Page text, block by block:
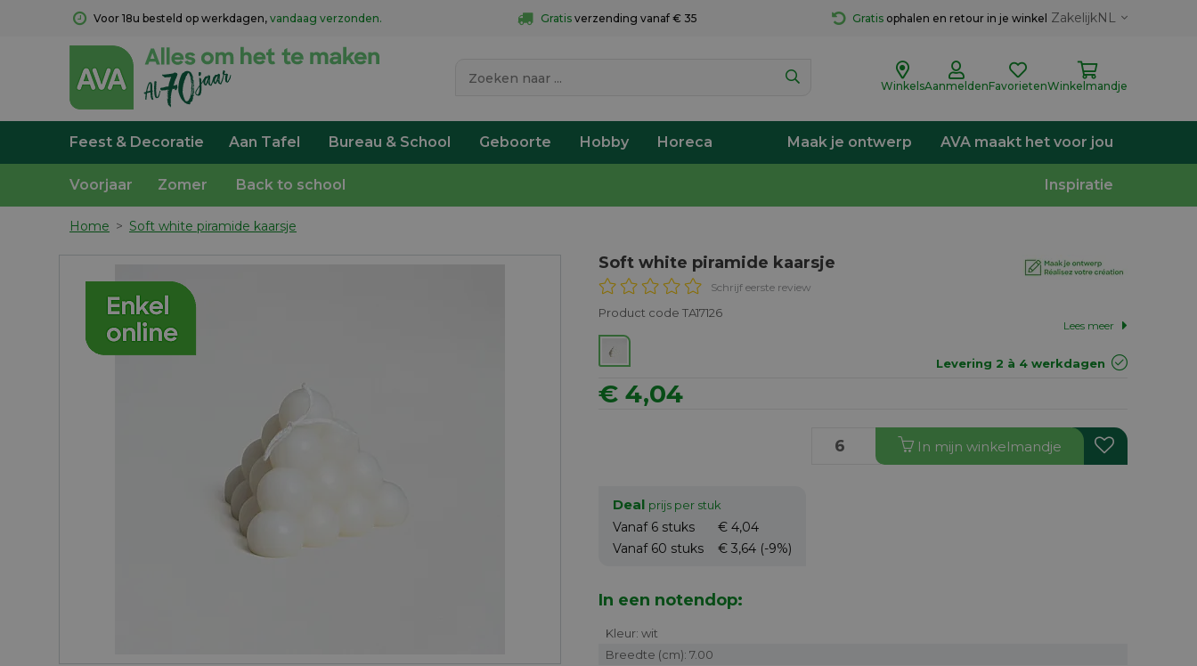
Voor 18u besteld op werkdagen, vandaag verzonden. Gratis verzending vanaf € 35 Gratis ophalen en retour in je winkel ZakelijkNL
WinkelsAanmeldenFavorietenWinkelmandje
Feest & Decoratie Aan Tafel Bureau & School Geboorte Hobby Horeca Maak je ontwerp AVA maakt het voor jou
Voorjaar Zomer Back to school Inspiratie
Home > Soft white piramide kaarsje
Soft white piramide kaarsje
Schrijf eerste review
Product code TA17126
Lees meer
Levering 2 à 4 werkdagen
€ 4,04
In mijn winkelmandje
Deal prijs per stuk
Vanaf 6 stuks
€ 4,04
Vanaf 60 stuks € 3,64 (-9%)
In een notendop:
Kleur: wit
Breedte (cm): 7.00